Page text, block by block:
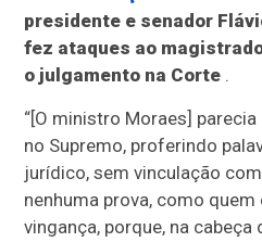
presidente e senador
fez ataques ao
o julgamento na Corte .
“[O ministro Moraes]
no Supremo, proferindo
jurídico, sem vinculação
nenhuma prova, como
vingança, porque, na cabeça